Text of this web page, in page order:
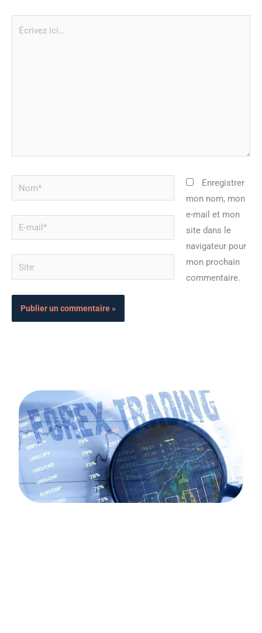
Nom*
mail*
Site
Enregistrer
mon nom, mon
e-mail et mon
site dans le
navigateur pour
mon prochain
commentaire.